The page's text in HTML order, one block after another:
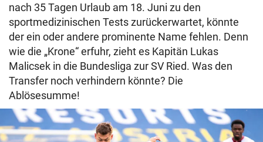
nach 35 Tagen Urlaub am 18. Juni zu den
sportmedizinischen Tests zurückerwartet, könnte
der ein oder andere prominente Name fehlen. Denn
wie die „Krone“ erfuhr, zieht es Kapitän Lukas
Malicsek in die Bundesliga zur SV Ried. Was den
Transfer noch verhindern könnte? Die
Ablösesumme!